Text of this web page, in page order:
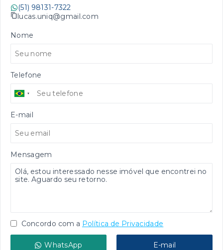
(51) 98131-7322
lucas.uniq@gmail.com
Nome
Telefone
E-mail
Mensagem
Concordo com a Política de Privacidade
WhatsApp E-mail